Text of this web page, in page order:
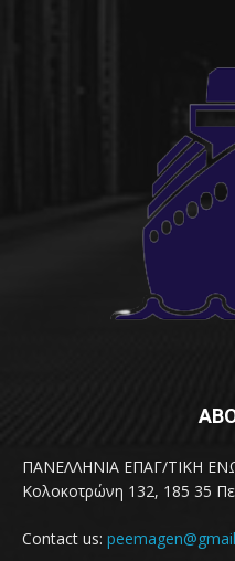
ΠΑΝΕΛΛΗΝΙΑ ΕΠΑΓ/ΤΙΚΗ
Κολοκοτρώνη 132, 185 35
Contact us: